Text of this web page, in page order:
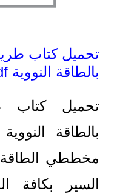
تحميل كتاب
بالطاقة النووية pdf
تحميل كتاب
مخططي الطاقة
السير بكافة